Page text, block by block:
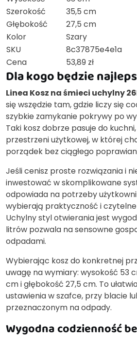
Szerokość
35,5 cm
Głębokość
27,5 cm
Kolor
Szary
SKU
8c37875e4e1a
Cena
53,89 zł
Dla kogo będzie
Linea Kosz na śmieci uchylny
się wszędzie tam, gdzie liczy się
szybkie zamykanie pokrywy po
Taki kosz dobrze pasuje do
przestrzeni użytkowej, w której
porządek bez ciągłego
Jeśli cenisz proste rozwiązania i
inwestować w skomplikowane
odpowiada na potrzeby
wybierają praktyczność i
Uchylny styl otwierania jest
litrów pozwala na sensowne
odpadami.
Wybierając kosz do konkretnej
uwagę na wymiary: wysokość 53
cm i głębokość 27,5 cm. To
ustawienia w szafce, przy blacie
przeznaczonym na odpady.
Wygodna codzienność